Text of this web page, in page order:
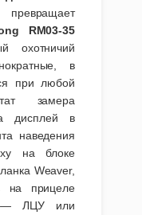
RM03-35
охотничий
в
при любой
замера
дисплей в
наведения
на блоке
Weaver,
на прицеле
— ЛЦУ или